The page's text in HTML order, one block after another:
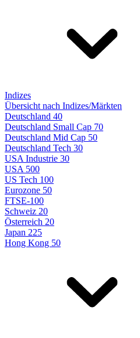
Indizes
Übersicht nach Indizes/Märkten
Deutschland 40
Deutschland Small Cap 70
Deutschland Mid Cap 50
Deutschland Tech 30
USA Industrie 30
USA 500
US Tech 100
Eurozone 50
FTSE-100
Schweiz 20
Österreich 20
Japan 225
Hong Kong 50